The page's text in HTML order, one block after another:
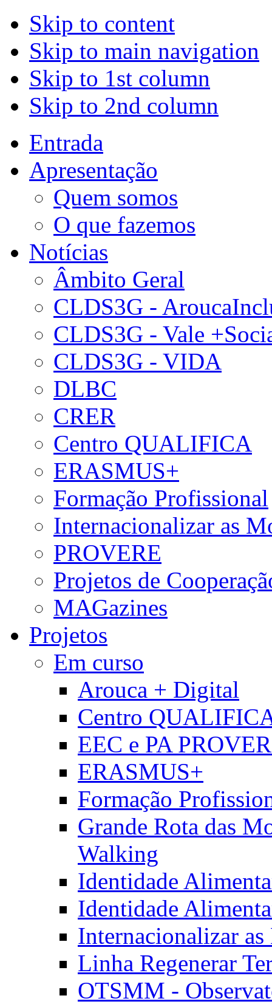
Skip to content
Skip to main navigation
Skip to 1st column
Skip to 2nd column
Entrada
Apresentação
Quem somos
O que fazemos
Notícias
Âmbito Geral
CLDS3G -
CLDS3G - Vale
CLDS3G - VIDA
DLBC
CRER
Centro QUALIFICA
ERASMUS+
Formação Profissional
Internacionalizar as
PROVERE
Projetos de
MAGazines
Projetos
Em curso
Arouca + Digital
Centro
EEC e PA
ERASMUS+
Formação
Grande Rota das
Walking
Identidade
Identidade
Internacionalizar
Linha Regenerar
OTSMM -